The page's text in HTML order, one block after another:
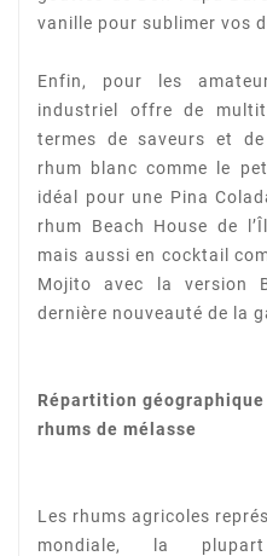
vanille pour sublimer vos
Enfin, pour les
industriel offre de
termes de saveurs et
rhum blanc comme le
idéal pour une Pina
rhum Beach House de
mais aussi en cocktail
Mojito avec la version
dernière nouveauté de la
Répartition
rhums de mélasse
Les rhums agricoles
mondiale, la